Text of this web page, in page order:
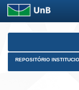
Skip
REPOSITÓRIO